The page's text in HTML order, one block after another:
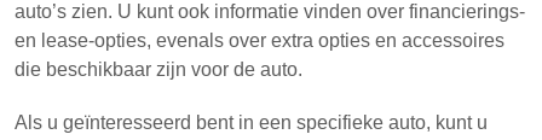
auto’s zien. U kunt ook informatie vinden over financierings-
en lease-opties, evenals over extra opties en accessoires
die beschikbaar zijn voor de auto.
Als u geïnteresseerd bent in een specifieke auto, kunt u